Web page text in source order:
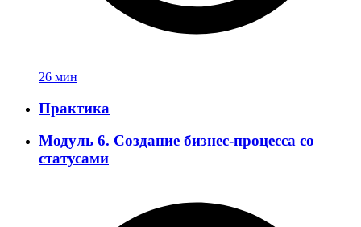
26 мин
Практика
Модуль 6. Создание бизнес-процесса со
статусами